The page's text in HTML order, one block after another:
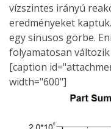
vízszintes irányú
eredményeket
egy sinusos görbe.
folyamatosan
[caption
width="600"]